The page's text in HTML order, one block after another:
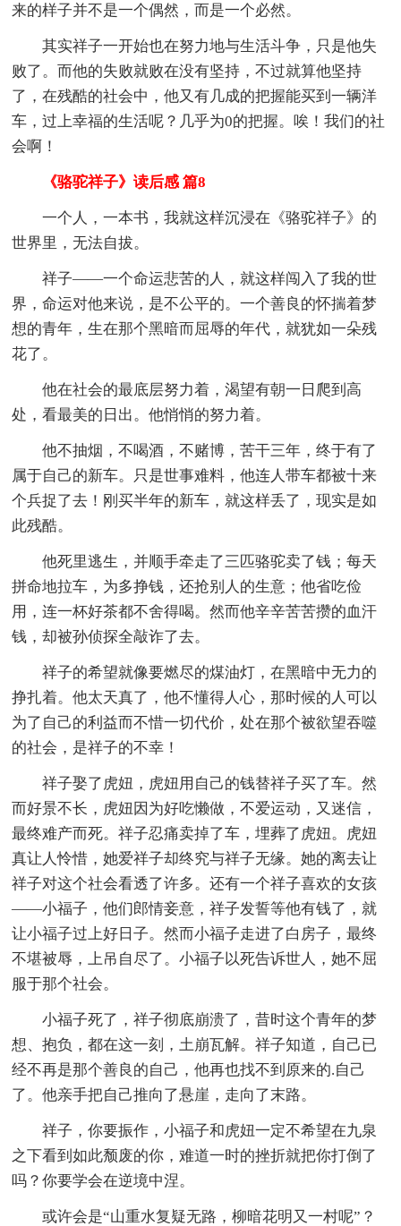
来的样子并不是一个偶然，而是一个必然。
其实祥子一开始也在努力地与生活斗争，只是他失
败了。而他的失败就败在没有坚持，不过就算他坚持
了，在残酷的社会中，他又有几成的把握能买到一辆洋
车，过上幸福的生活呢？几乎为0的把握。唉！我们的社
会啊！
《骆驼祥子》读后感 篇8
一个人，一本书，我就这样沉浸在《骆驼祥子》的
世界里，无法自拔。
祥子——一个命运悲苦的人，就这样闯入了我的世
界，命运对他来说，是不公平的。一个善良的怀揣着梦
想的青年，生在那个黑暗而屈辱的年代，就犹如一朵残
花了。
他在社会的最底层努力着，渴望有朝一日爬到高
处，看最美的日出。他悄悄的努力着。
他不抽烟，不喝酒，不赌博，苦干三年，终于有了
属于自己的新车。只是世事难料，他连人带车都被十来
个兵捉了去！刚买半年的新车，就这样丢了，现实是如
此残酷。
他死里逃生，并顺手牵走了三匹骆驼卖了钱；每天
拼命地拉车，为多挣钱，还抢别人的生意；他省吃俭
用，连一杯好茶都不舍得喝。然而他辛辛苦苦攒的血汗
钱，却被孙侦探全敲诈了去。
祥子的希望就像要燃尽的煤油灯，在黑暗中无力的
挣扎着。他太天真了，他不懂得人心，那时候的人可以
为了自己的利益而不惜一切代价，处在那个被欲望吞噬
的社会，是祥子的不幸！
祥子娶了虎妞，虎妞用自己的钱替祥子买了车。然
而好景不长，虎妞因为好吃懒做，不爱运动，又迷信，
最终难产而死。祥子忍痛卖掉了车，埋葬了虎妞。虎妞
真让人怜惜，她爱祥子却终究与祥子无缘。她的离去让
祥子对这个社会看透了许多。还有一个祥子喜欢的女孩
——小福子，他们郎情妾意，祥子发誓等他有钱了，就
让小福子过上好日子。然而小福子走进了白房子，最终
不堪被辱，上吊自尽了。小福子以死告诉世人，她不屈
服于那个社会。
小福子死了，祥子彻底崩溃了，昔时这个青年的梦
想、抱负，都在这一刻，土崩瓦解。祥子知道，自己已
经不再是那个善良的自己，他再也找不到原来的.自己
了。他亲手把自己推向了悬崖，走向了末路。
祥子，你要振作，小福子和虎妞一定不希望在九泉
之下看到如此颓废的你，难道一时的挫折就把你打倒了
吗？你要学会在逆境中涅。
或许会是“山重水复疑无路，柳暗花明又一村呢”？